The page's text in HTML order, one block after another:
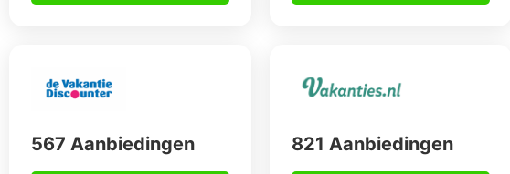
567 Aanbiedingen 821 Aanbiedingen